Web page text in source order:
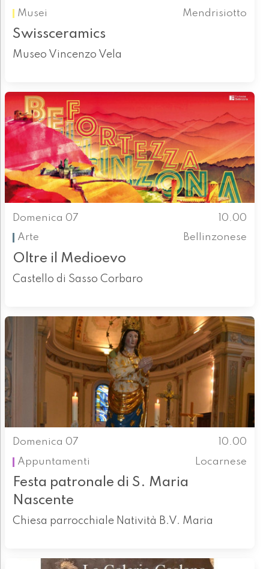
Musei
Mendrisiotto
Swissceramics
Museo Vincenzo Vela
Domenica 07
10.00
Arte
Bellinzonese
Oltre il Medioevo
Castello di Sasso Corbaro
Domenica 07
10.00
Appuntamenti
Locarnese
Festa patronale di S. Maria
Nascente
Chiesa parrocchiale Natività B.V. Maria